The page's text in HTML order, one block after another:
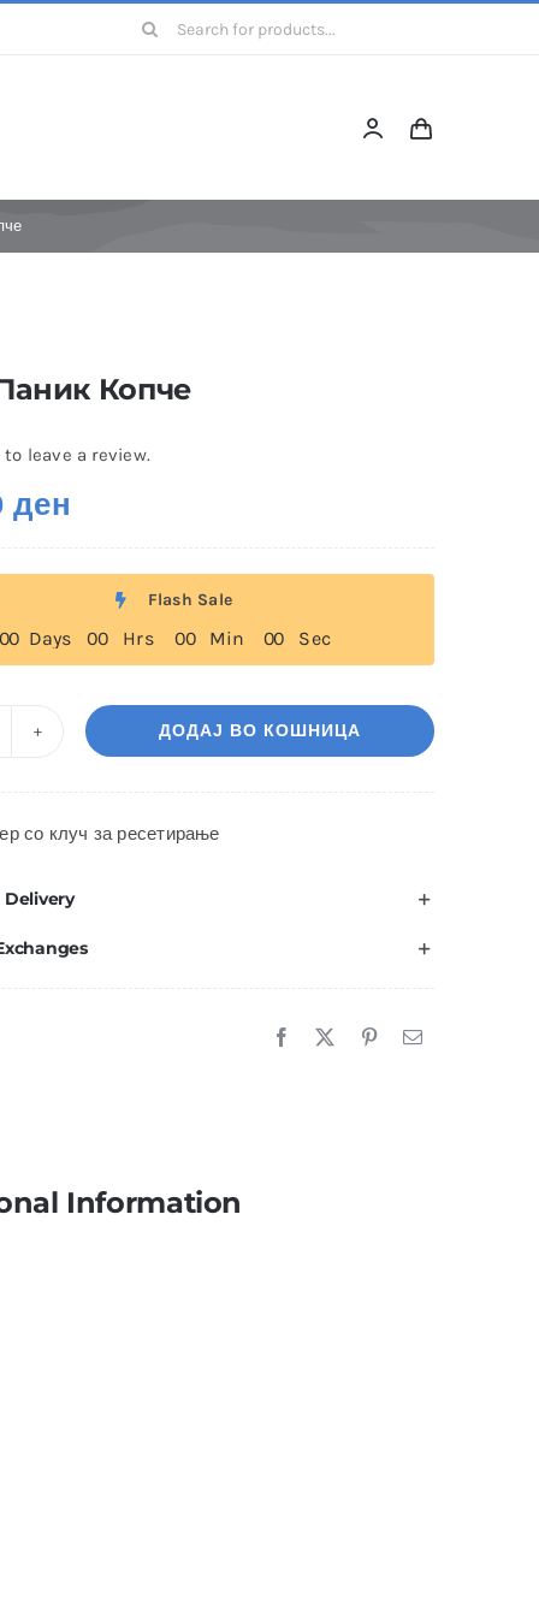
Барајте:
Копче
leave a review.
ден
Flash Sale
0 Days 00 Hrs 00 Min 00 Sec
ДОДАЈ ВО КОШНИЦА
со клуч за ресетирање
Information